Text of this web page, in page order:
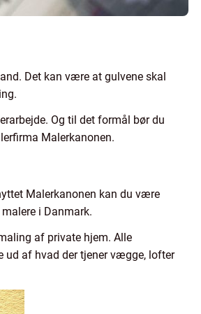
Det kan være at gulvene skal
Og til det formål bør du
Malerkanonen.
Malerkanonen kan du være
i Danmark.
af private hjem. Alle
ud af hvad der tjener vægge, lofter